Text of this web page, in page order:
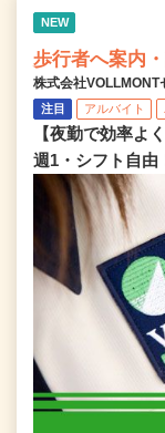
NEW
歩行者へ案内
株式会社
注目 アルバイト
【夜勤で効率よ
週1・シフト自由